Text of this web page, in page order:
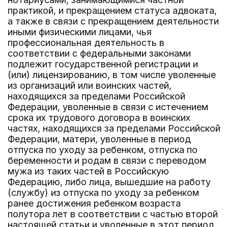
практикой, и прекращением статуса адвоката,
а также в связи с прекращением деятельности
иными физическими лицами, чья
профессиональная деятельность в
соответствии с федеральными законами
подлежит государственной регистрации и
(или) лицензированию, в том числе уволенные
из организаций или воинских частей,
находящихся за пределами Российской
Федерации, уволенные в связи с истечением
срока их трудового договора в воинских
частях, находящихся за пределами Российской
Федерации, матери, уволенные в период
отпуска по уходу за ребенком, отпуска по
беременности и родам в связи с переводом
мужа из таких частей в Российскую
Федерацию, либо лица, вышедшие на работу
(службу) из отпуска по уходу за ребенком
ранее достижения ребенком возраста
полутора лет в соответствии с частью второй
настоящей статьи и уволенные в этот период